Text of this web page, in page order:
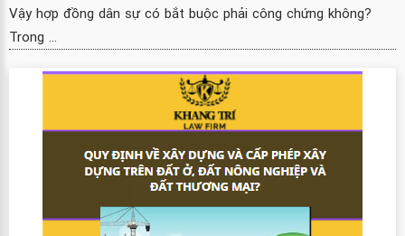
Vậy hợp đồng dân sự có bắt buộc phải công chứng không?
Trong ...